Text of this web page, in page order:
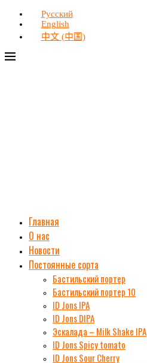
Русский
English
中文 (中国)
Главная
О нас
Новости
Постоянные сорта
Бастильский портер
Бастильский портер 10
ID Jons IPA
ID Jons DIPA
Эскалада – Milk Shake IPA
ID Jons Spicy tomato
ID Jons Sour Cherry